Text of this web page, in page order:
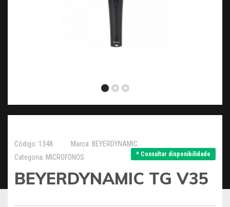
Código: 1348
Marca: BEYERDYNAMIC
Categoria: MICROFONOS
* Consultar disponibilidade
BEYERDYNAMIC TG V35